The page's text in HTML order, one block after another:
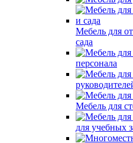
Мебель для
сада
персонала
Мебель для
для учебных